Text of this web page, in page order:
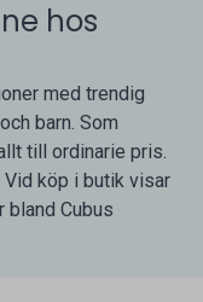
hos
med trendig
barn. Som
till ordinarie pris.
Vid köp i butik visar
bland Cubus